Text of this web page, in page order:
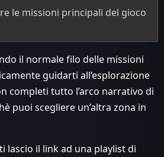
le missioni principali del gioco
il normale filo delle missioni
guidarti all’esplorazione
completi tutto l’arco narrativo di
puoi scegliere un’altra zona in
lascio il link ad una playlist di